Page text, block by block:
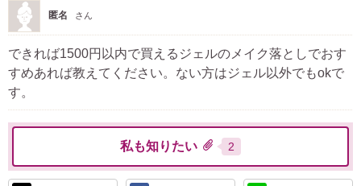
匿名 さん
できれば1500円以内で買えるジェルのメイク落としでおす
すめあれば教えてください。ない方はジェル以外でもokで
す。
私も知りたい 2